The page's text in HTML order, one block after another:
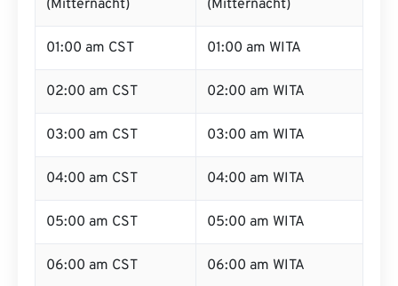
(Mitternacht)
(Mitternacht)
01:00 am CST 01:00 am WITA
02:00 am CST 02:00 am WITA
03:00 am CST 03:00 am WITA
04:00 am CST 04:00 am WITA
05:00 am CST 05:00 am WITA
06:00 am CST 06:00 am WITA